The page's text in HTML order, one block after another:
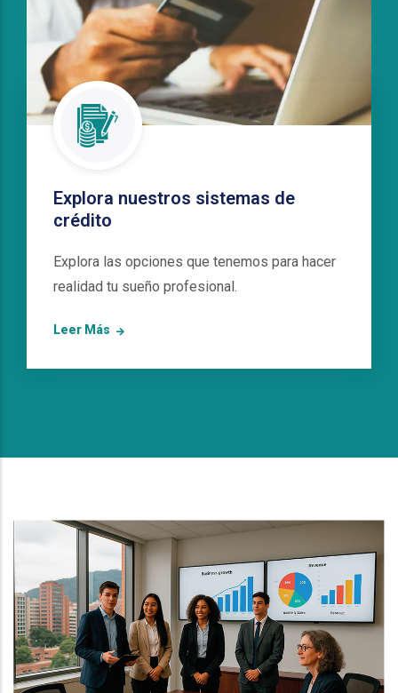
Explora nuestros sistemas de
crédito
Explora las opciones que tenemos para hacer
realidad tu sueño profesional.
Leer Más